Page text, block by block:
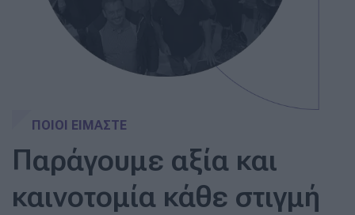
ΠΟΙΟΙ ΕΙΜΑΣΤΕ
Παράγουμε αξία και
καινοτομία κάθε στιγμή